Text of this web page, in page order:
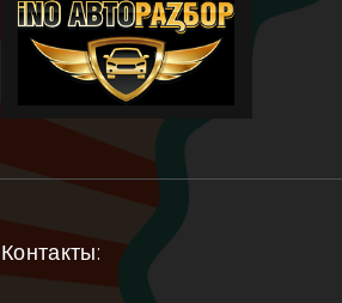
Контакты: